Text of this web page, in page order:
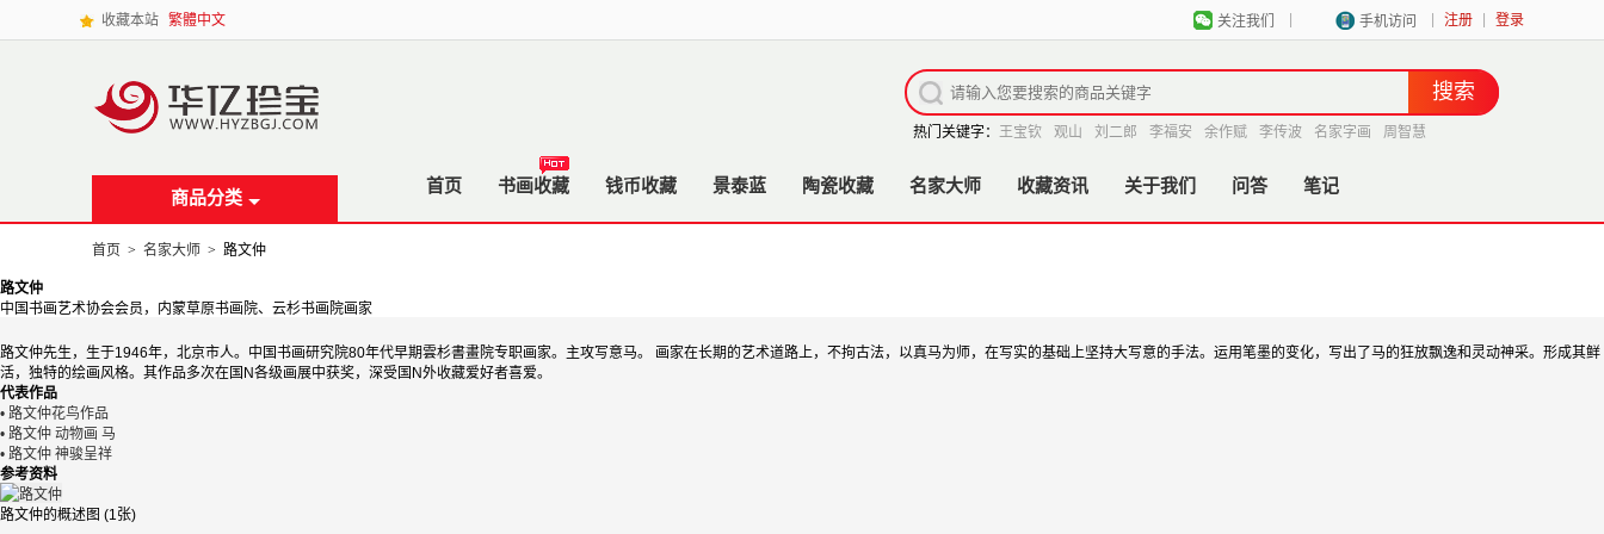
登录
注册
手机访问
关注我们
收藏本站 繁體中文
商品分类
热门关键字： 王宝钦 观山 刘二郎 李福安 余作赋 李传波 名家字画 周智慧
首页 书画收藏 钱币收藏 景泰蓝 陶瓷收藏 名家大师 收藏资讯 关于我们 问答 笔记
首页 > 名家大师 > 路文仲
路文仲
中国书画艺术协会会员，内蒙草原书画院、云杉书画院画家
路文仲先生，生于1946年，北京市人。中国书画研究院80年代早期雲杉書畫院专职画家。主攻写意马。 画家在长期的艺术道路上，不拘古法，以真马为师，在写实的基础上坚持大写意的手法。运用笔墨的变化，写出了马的狂放飘逸和灵动神采。形成其鲜
活，独特的绘画风格。其作品多次在国N各级画展中获奖，深受国N外收藏爱好者喜爱。
代表作品
• 路文仲花鸟作品
• 路文仲 动物画 马
• 路文仲 神骏呈祥
参考资料
路文仲的概述图 (1张)